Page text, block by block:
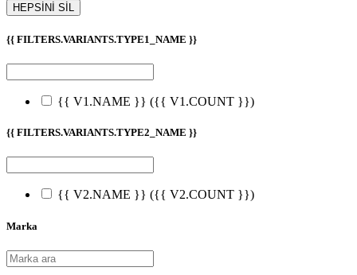
HEPSİNİ SİL
{{ FILTERS.VARIANTS.TYPE1_NAME }}
{{ V1.NAME }} ({{ V1.COUNT }})
{{ FILTERS.VARIANTS.TYPE2_NAME }}
{{ V2.NAME }} ({{ V2.COUNT }})
Marka